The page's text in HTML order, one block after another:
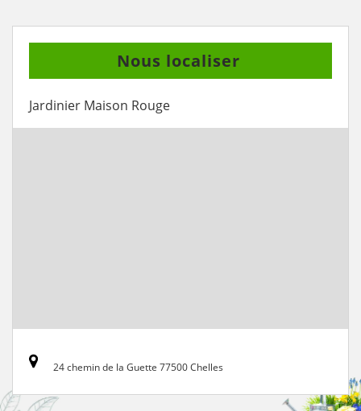
Nous localiser
Jardinier Maison Rouge
24 chemin de la Guette 77500 Chelles